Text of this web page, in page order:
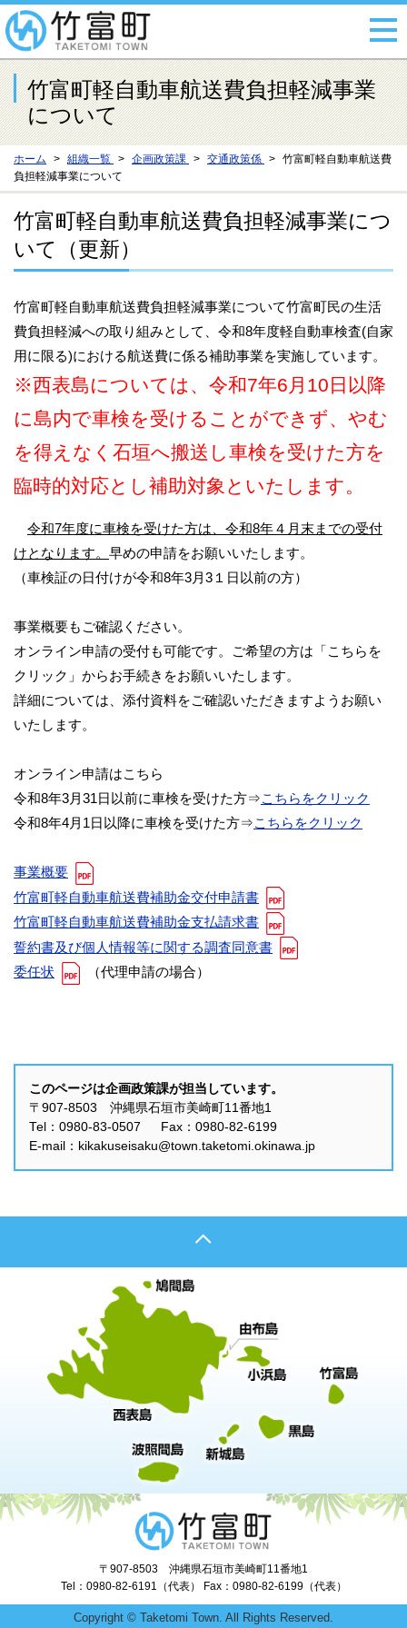
竹富町軽自動車航送費負担軽減事業
について
ホーム 組織一覧 企画政策課 交通政策係
竹富町軽自動車航送費
負担軽減事業について
竹富町軽自動車航送費負担軽減事業につ
いて（更新）
竹富町軽自動車航送費負担軽減事業について竹富町民の生活
費負担軽減への取り組みとして、令和8年度軽自動車検査(自家
用に限る)における航送費に係る補助事業を実施しています。
※西表島については、令和7年6月10日以降
に島内で車検を受けることができず、やむ
を得えなく石垣へ搬送し車検を受けた方を
臨時的対応とし補助対象といたします。
令和7年度に車検を受けた方は、令和8年４月末までの受付
けとなります。 早めの申請をお願いいたします。
（車検証の日付けが令和8年3月3１日以前の方）
事業概要もご確認ください。
オンライン申請の受付も可能です。ご希望の方は「こちらを
クリック」からお手続きをお願いいたします。
詳細については、添付資料をご確認いただきますようお願い
いたします。
オンライン申請はこちら
令和8年3月31日以前に車検を受けた方⇒こちらをクリック
令和8年4月1日以降に車検を受けた方⇒こちらをクリック
事業概要
竹富町軽自動車航送費補助金交付申請書
竹富町軽自動車航送費補助金支払請求書
誓約書及び個人情報等に関する調査同意書
委任状
（代理申請の場合）
このページは企画政策課が担当しています。
〒907-8503 沖縄県石垣市美崎町11番地1
Tel：0980-83-0507 Fax：0980-82-6199
E-mail：kikakuseisaku@town.taketomi.okinawa.jp
〒907-8503 沖縄県石垣市美崎町11番地1
Tel：0980-82-6191（代表） Fax：0980-82-6199（代表）
Copyright © Taketomi Town. All Rights Reserved.